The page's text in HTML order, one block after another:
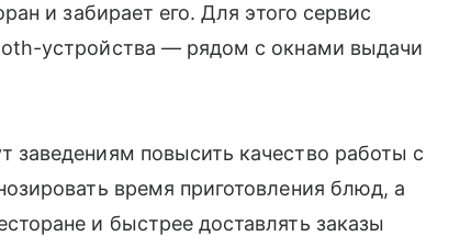
и забирает его. Для этого сервис
устройства — рядом с окнами выдачи
заведениям повысить качество работы с
время приготовления блюд, а
и быстрее доставлять заказы